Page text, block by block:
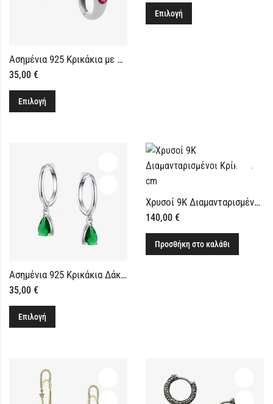
Ασημένια 925 Κρικάκια με Ροζ Δάκρυ
35,00 €
Επιλογή
Επιλογή
Ασημένια 925 Κρικάκια Δάκρυα με Πράσινες Πέτρες
35,00 €
Επιλογή
Χρυσοί 9Κ Διαμανταρισμένοι Κρίκοι 2.5 cm
140,00 €
Προσθήκη στο καλάθι